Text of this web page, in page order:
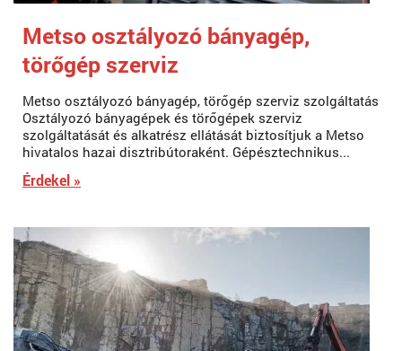
Metso osztályozó bányagép,
törőgép szerviz
Metso osztályozó bányagép, törőgép szerviz szolgáltatás
Osztályozó bányagépek és törőgépek szerviz
szolgáltatását és alkatrész ellátását biztosítjuk a Metso
hivatalos hazai disztribútoraként. Gépésztechnikus...
Érdekel »